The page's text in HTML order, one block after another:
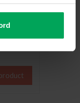
van folie